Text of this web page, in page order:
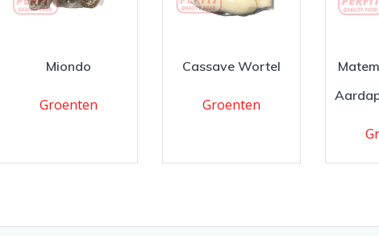
Miondo
Groenten
Cassave Wortel
Groenten